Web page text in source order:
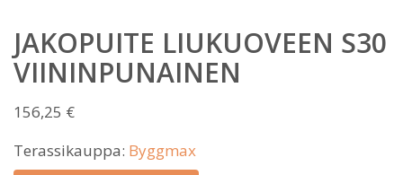
JAKOPUITE LIUKUOVEEN S30
VIININPUNAINEN
156,25 €
Terassikauppa: Byggmax